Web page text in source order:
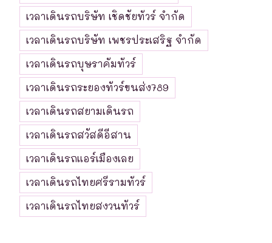
เวลาเดินรถบริษัท เชิดชัยทัวร์ จำกัด
เวลาเดินรถบริษัท เพชรประเสริฐ จำกัด
เวลาเดินรถบุษราคัมทัวร์
เวลาเดินรถระยองทัวร์ขนส่ง789
เวลาเดินรถสยามเดินรถ
เวลาเดินรถสวัสดีอีสาน
เวลาเดินรถแอร์เมืองเลย
เวลาเดินรถไทยศรีรามทัวร์
เวลาเดินรถไทยสงวนทัวร์